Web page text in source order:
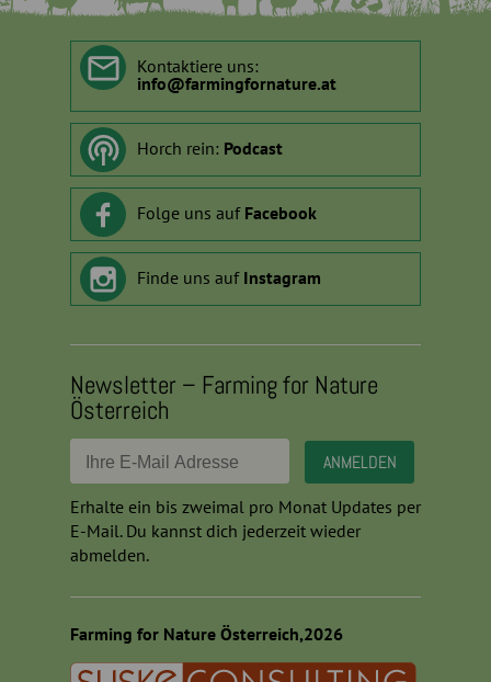
Kontaktiere uns:
info@farmingfornature.at
Horch rein: Podcast
Folge uns auf Facebook
Finde uns auf Instagram
Newsletter – Farming for Nature
Österreich
Erhalte ein bis zweimal pro Monat Updates per
E-Mail. Du kannst dich jederzeit wieder
abmelden.
Farming for Nature Österreich,2026